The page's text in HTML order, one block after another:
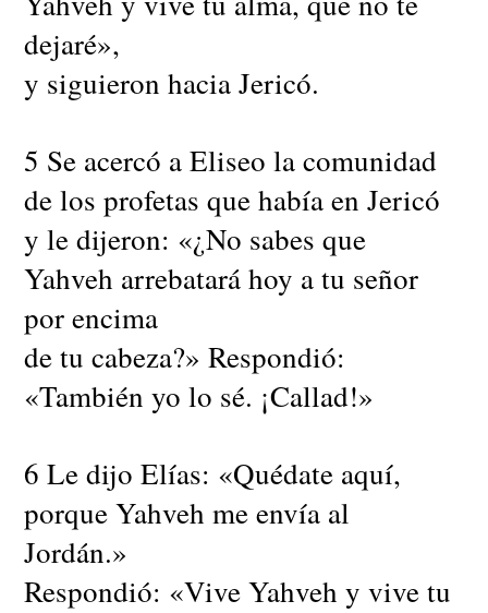
dejaré»,
y siguieron hacia Jericó.
5 Se acercó a Eliseo la comunidad
de los profetas que había en Jericó
y le dijeron: «¿No sabes que
Yahveh arrebatará hoy a tu señor
por encima
de tu cabeza?» Respondió:
«También yo lo sé. ¡Callad!»
6 Le dijo Elías: «Quédate aquí,
porque Yahveh me envía al
Jordán.»
Respondió: «Vive Yahveh y vive tu